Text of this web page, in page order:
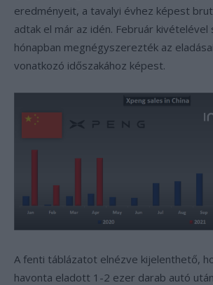
eredményeit, a tavalyi évhez képest
adtak el már az idén. Február kivételével
hónapban megnégyszerezték az
vonatkozó időszakához képest.
A fenti táblázatot elnézve kijelenthető,
havonta eladott 1-2 ezer darab autó